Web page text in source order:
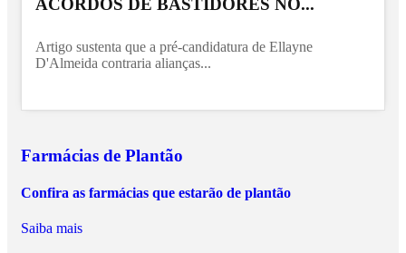
ACORDOS DE BASTIDORES NO...
Artigo sustenta que a pré-candidatura de Ellayne
D'Almeida contraria alianças...
Farmácias de Plantão
Confira as farmácias que estarão de plantão
Saiba mais